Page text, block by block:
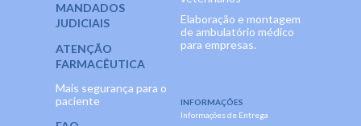
MANDADOS
JUDICIAIS
ATENÇÃO
FARMACÊUTICA
Mais segurança para o
paciente
Elaboração e montagem
de ambulatório médico
para empresas.
INFORMAÇÕES
Informações de Entrega